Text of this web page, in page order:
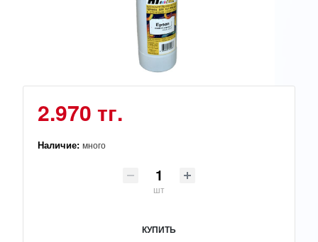
2.970 тг.
Наличие: много
шт
КУПИТЬ